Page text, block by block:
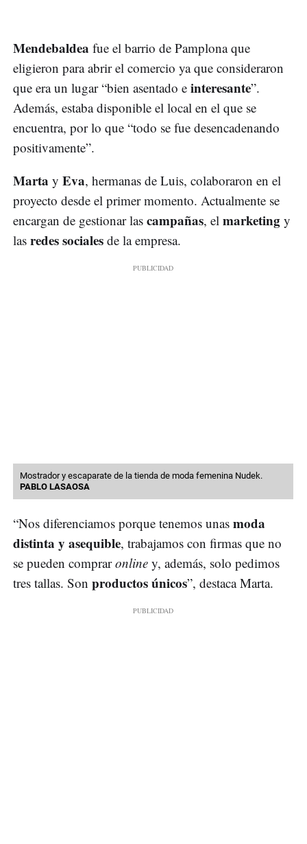
Mendebaldea fue el barrio de Pamplona que
eligieron para abrir el comercio ya que consideraron
que era un lugar “bien asentado e interesante”.
Además, estaba disponible el local en el que se
encuentra, por lo que “todo se fue desencadenando
positivamente”.
Marta y Eva, hermanas de Luis, colaboraron en el
proyecto desde el primer momento. Actualmente se
encargan de gestionar las campañas, el marketing y
las redes sociales de la empresa.
Mostrador y escaparate de la tienda de moda femenina Nudek.
PABLO LASAOSA
“Nos diferenciamos porque tenemos unas moda
distinta y asequible, trabajamos con firmas que no
se pueden compraronline y, además, solo pedimos
tres tallas. Son productos únicos”, destaca Marta.